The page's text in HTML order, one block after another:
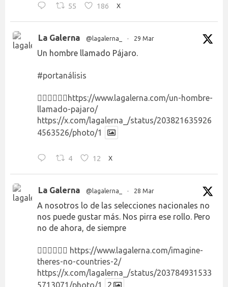
55 186 X
La Galerna @lagalerna_ · 29 Mar
Un hombre llamado Pájaro.
#portanálisis
👉🏻👉🏻👉🏻 https://www.lagalerna.com/un-hombre-
llamado-pajaro/
https://x.com/lagalerna_/status/203821635926
4563526/photo/1
4 12 X
La Galerna @lagalerna_ · 28 Mar
A nosotros lo de las selecciones nacionales no
nos puede gustar más. Nos pirra ese rollo. Pero
no de ahora, de siempre
👉🏻👉🏻👉🏻 https://www.lagalerna.com/imagine-
theres-no-countries-2/
https://x.com/lagalerna_/status/203784931533
5713071/photo/1
2